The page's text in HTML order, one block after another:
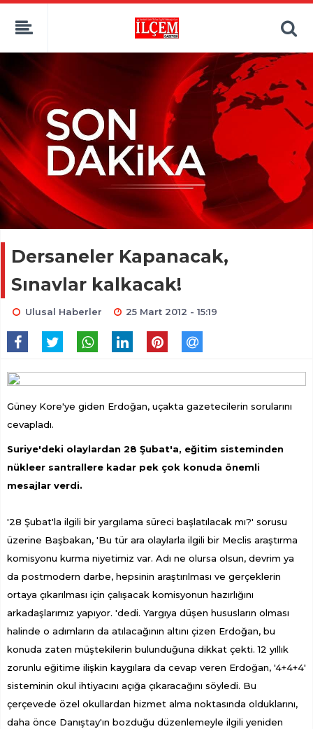
Dersaneler Kapanacak,
Sınavlar kalkacak!
Ulusal Haberler 25 Mart 2012 - 15:19
Güney Kore'ye giden Erdoğan, uçakta gazetecilerin sorularını
cevapladı.
Suriye'deki olaylardan 28 Şubat'a, eğitim sisteminden
nükleer santrallere kadar pek çok konuda önemli
mesajlar verdi.
'28 Şubat'la ilgili bir yargılama süreci başlatılacak mı?' sorusu
üzerine Başbakan, 'Bu tür ara olaylarla ilgili bir Meclis araştırma
komisyonu kurma niyetimiz var. Adı ne olursa olsun, devrim ya
da postmodern darbe, hepsinin araştırılması ve gerçeklerin
ortaya çıkarılması için çalışacak komisyonun hazırlığını
arkadaşlarımız yapıyor. 'dedi. Yargıya düşen hususların olması
halinde o adımların da atılacağının altını çizen Erdoğan, bu
konuda zaten müştekilerin bulunduğuna dikkat çekti. 12 yıllık
zorunlu eğitime ilişkin kaygılara da cevap veren Erdoğan, '4+4+4'
sisteminin okul ihtiyacını açığa çıkaracağını söyledi. Bu
çerçevede özel okullardan hizmet alma noktasında olduklarını,
daha önce Danıştay'ın bozduğu düzenlemeyle ilgili yeniden